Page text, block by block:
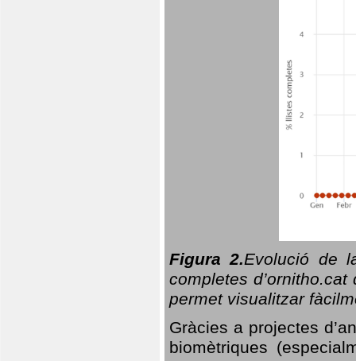
Figura 2.Evolució de
completes
permet visualitzar
Gràcies a projectes
biomètriques